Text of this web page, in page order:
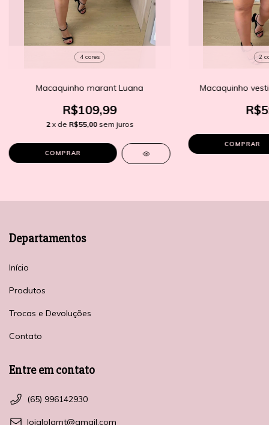
4 cores
Macaquinho marant Luana
R$109,99
2 x de R$55,00 sem juros
COMPRAR
2
Macaquinho
COMPRAR
Departamentos
Início
Produtos
Trocas e Devoluções
Contato
Entre em contato
(65) 996142930
lojalolamt@gmail.com